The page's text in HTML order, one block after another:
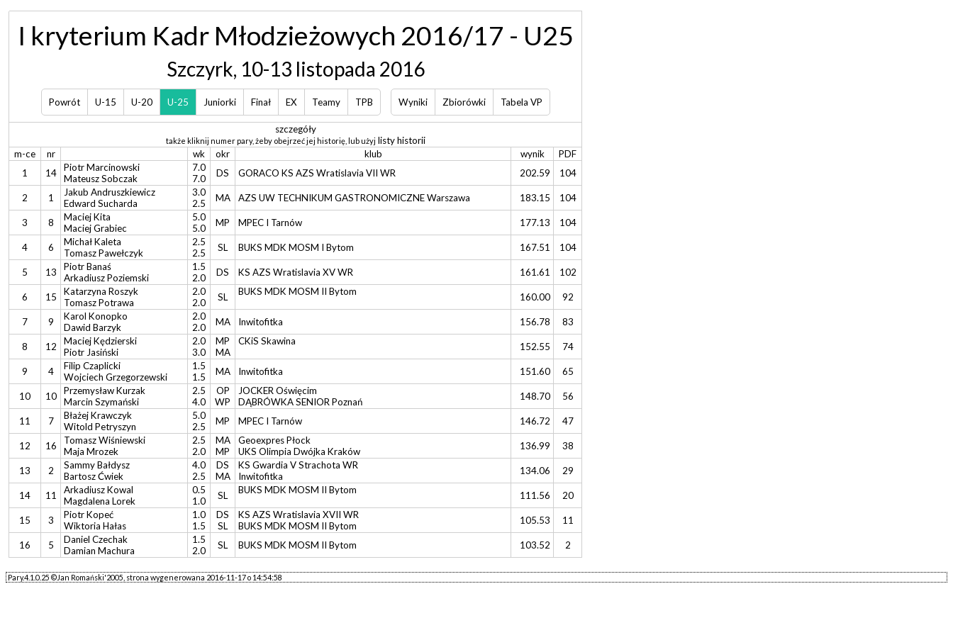
I kryterium Kadr Młodzieżowych 2016/17 - U25
Szczyrk, 10-13 listopada 2016
Powrót U-15 U-20 U-25 Juniorki Finał EX Teamy TPB Wyniki Zbiorówki Tabela VP
szczegóły
także kliknij numer pary, żeby obejrzeć jej historię, lub użyj listy historii
m-ce
nr wk okr klub wynik
PDF
1
14
Piotr Marcinowski
Mateusz Sobczak
7.0
7.0
DS GORACO KS AZS Wratislavia VII WR 202.59 104
2 1
Jakub Andruszkiewicz
Edward Sucharda
3.0
2.5
MA AZS UW TECHNIKUM GASTRONOMICZNE Warszawa 183.15 104
3 8
Maciej Kita
Maciej Grabiec
5.0
5.0
MP MPEC I Tarnów 177.13 104
4 6
Michał Kaleta
Tomasz Pawełczyk
2.5
2.5
SL BUKS MDK MOSM I Bytom 167.51 104
5 13
Piotr Banaś
Arkadiusz Poziemski
1.5
2.0
DS KS AZS Wratislavia XV WR 161.61 102
6 15
Katarzyna Roszyk
Tomasz Potrawa
2.0
2.0
SL BUKS MDK MOSM II Bytom 160.00 92
7 9
Karol Konopko
Dawid Barzyk
2.0
2.0
MA Inwitofitka 156.78 83
8 12
Maciej Kędzierski
Piotr Jasiński
2.0
3.0
MP
MA
CKiS Skawina 152.55 74
9 4
Filip Czaplicki
Wojciech Grzegorzewski
1.5
1.5
MA Inwitofitka 151.60 65
10 10
Przemysław Kurzak
Marcin Szymański
2.5
4.0
OP
WP
JOCKER Oświęcim
DĄBRÓWKA SENIOR Poznań
148.70 56
11 7
Błażej Krawczyk
Witold Petryszyn
5.0
2.5
MP MPEC I Tarnów 146.72 47
12 16
Tomasz Wiśniewski
Maja Mrozek
2.5
2.0
MA
MP
Geoexpres Płock
UKS Olimpia Dwójka Kraków
136.99 38
13 2
Sammy Bałdysz
Bartosz Ćwiek
4.0
2.5
DS
MA
KS Gwardia V Strachota WR
Inwitofitka
134.06 29
14 11
Arkadiusz Kowal
Magdalena Lorek
0.5
1.0
SL BUKS MDK MOSM II Bytom 111.56 20
15 3
Piotr Kopeć
Wiktoria Hałas
1.0
1.5
DS
SL
KS AZS Wratislavia XVII WR
BUKS MDK MOSM II Bytom
105.53 11
16 5
Daniel Czechak
Damian Machura
1.5
2.0
SL BUKS MDK MOSM II Bytom 103.52 2
Pary.4.1.0.25 ©Jan Romański'2005, strona wygenerowana 2016-11-17 o 14:54:58